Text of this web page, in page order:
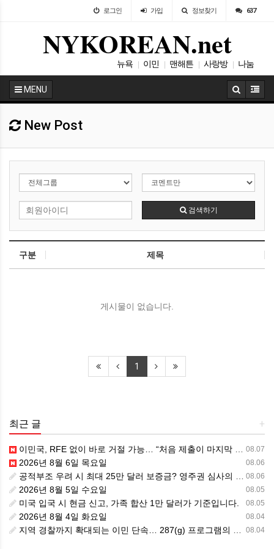
로그인 가입 정보찾기 637
NYKOREAN.net
뉴욕 이민 맨해튼 사랑방 나눔
설교
MENU
New Post
검색하기
구분 제목
게시물이 없습니다.
1
+
최근 글
08.07
이민국, RFE 없이 바로 거절 가능… “처음 제출이 마지막 기회” 시대가 시작됩니다.
08.06
2026년 8월 6일 목요일
08.06
공적부조 우려 시 최대 25만 달러 보증금? 영주권 심사의 새로운 변수
08.05
2026년 8월 5일 수요일
08.05
미국 입국 시 현금 신고, 가족 합산 1만 달러가 기준입니다.
08.04
2026년 8월 4일 화요일
08.04
지역 경찰까지 확대되는 이민 단속… 287(g) 프로그램의 대대적 확장